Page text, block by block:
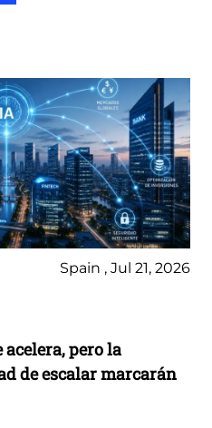
Spain , Jul 21, 2026
acelera, pero la
de escalar marcarán